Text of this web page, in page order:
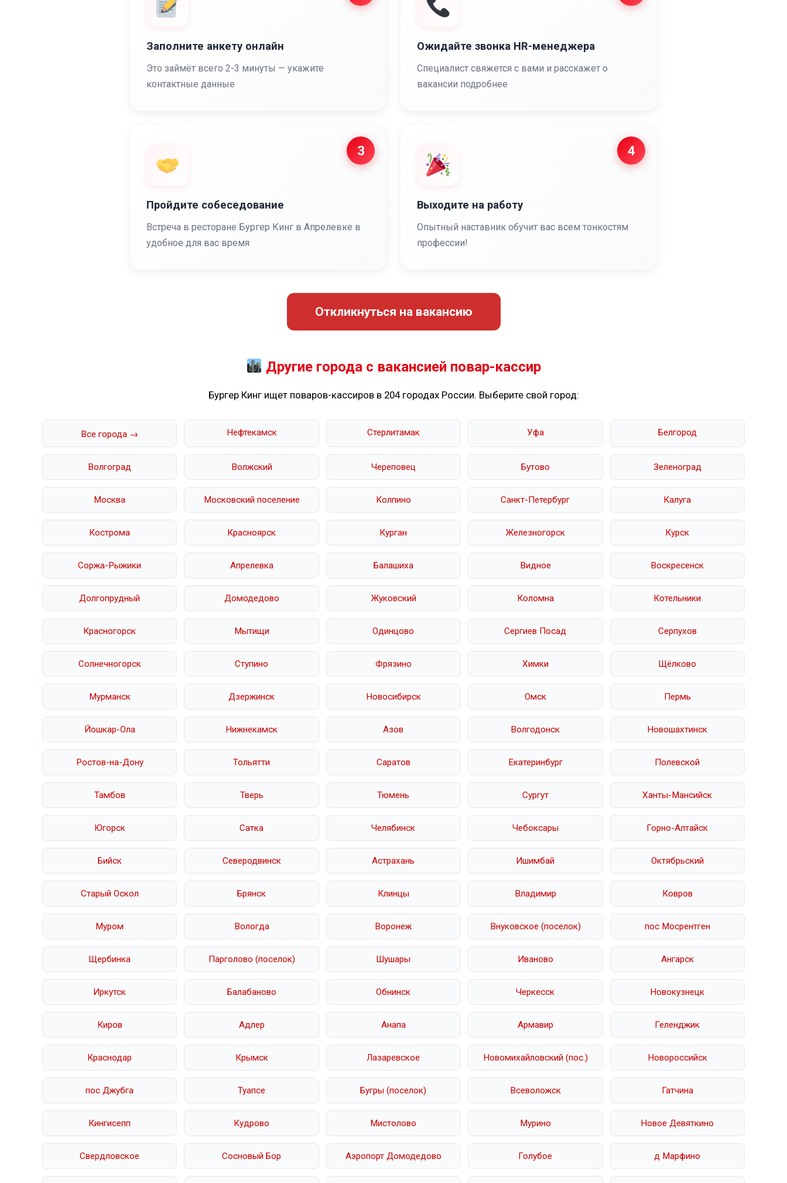
Заполните анкету онлайн
Это займёт всего 2-3 минуты — укажите
контактные данные
Ожидайте звонка HR-менеджера
Специалист свяжется с вами и расскажет о
вакансии подробнее
3
Пройдите собеседование
Встреча в ресторане Бургер Кинг в Апрелевке в
удобное для вас время
4
Выходите на работу
Опытный наставник обучит вас всем тонкостям
профессии!
Откликнуться на вакансию
Другие города с вакансией повар-кассир
Бургер Кинг ищет поваров-кассиров в 204 городах России. Выберите свой город:
Все города → Нефтекамск Стерлитамак Уфа Белгород
Волгоград Волжский Череповец Бутово Зеленоград
Москва Московский поселение Колпино Санкт-Петербург Калуга
Кострома Красноярск Курган Железногорск Курск
Соржа-Рыжики Апрелевка Балашиха Видное Воскресенск
Долгопрудный Домодедово Жуковский Коломна Котельники
Красногорск Мытищи Одинцово Сергиев Посад Серпухов
Солнечногорск Ступино Фрязино Химки Щёлково
Мурманск Дзержинск Новосибирск Омск Пермь
Йошкар-Ола Нижнекамск Азов Волгодонск Новошахтинск
Ростов-на-Дону Тольятти Саратов Екатеринбург Полевской
Тамбов Тверь Тюмень Сургут Ханты-Мансийск
Югорск Сатка Челябинск Чебоксары Горно-Алтайск
Бийск Северодвинск Астрахань Ишимбай Октябрьский
Старый Оскол Брянск Клинцы Владимир Ковров
Муром Вологда Воронеж Внуковское (поселок) пос Мосрентген
Щербинка Парголово (поселок) Шушары Иваново Ангарск
Иркутск Балабаново Обнинск Черкесск Новокузнецк
Киров Адлер Анапа Армавир Геленджик
Краснодар Крымск Лазаревское Новомихайловский (пос.) Новороссийск
пос Джубга Туапсе Бугры (поселок) Всеволожск Гатчина
Кингисепп Кудрово Мистолово Мурино Новое Девяткино
Свердловское Сосновый Бор Аэропорт Домодедово Голубое д Марфино